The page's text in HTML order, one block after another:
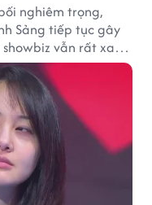
nghiêm trọng,
Sảng tiếp tục gây
vẫn rất xa